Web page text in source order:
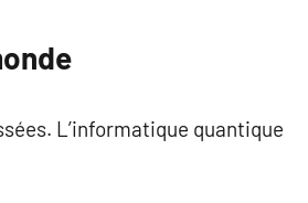
L’informatique quantique